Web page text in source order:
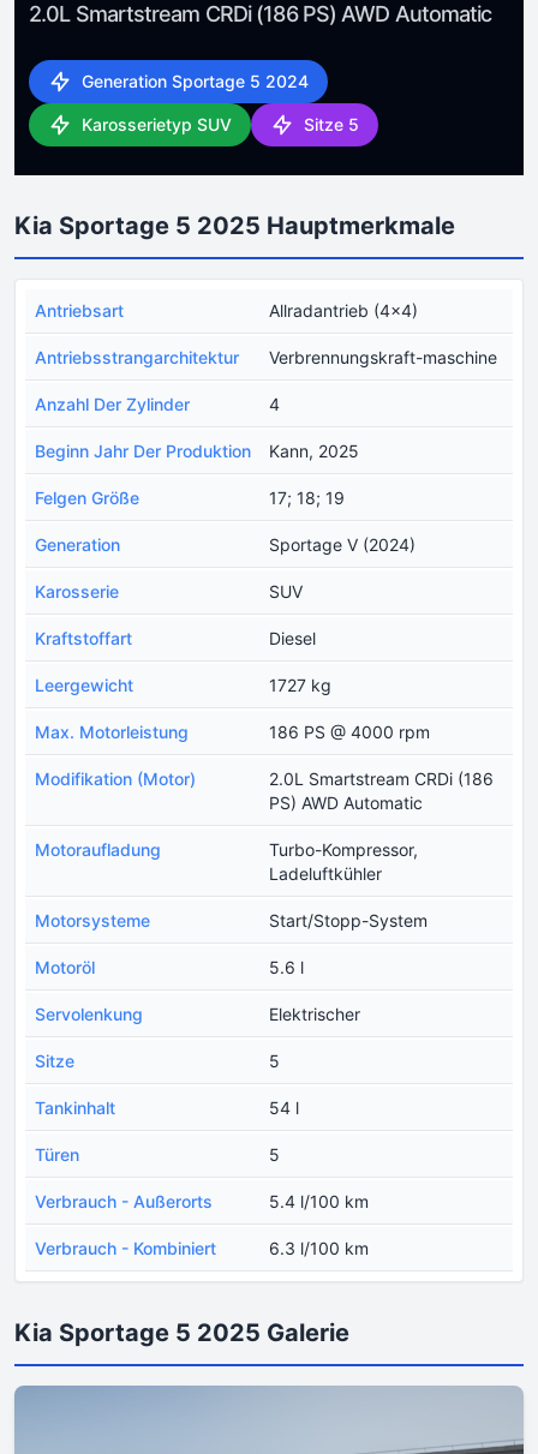
2.0L Smartstream CRDi (186 PS) AWD Automatic
Generation Sportage 5 2024
Karosserietyp SUV Sitze 5
Kia Sportage 5 2025 Hauptmerkmale
Antriebsart Allradantrieb (4x4)
Antriebsstrangarchitektur Verbrennungskraft-maschine
Anzahl Der Zylinder 4
Beginn Jahr Der Produktion Kann, 2025
Felgen Größe 17; 18; 19
Generation Sportage V (2024)
Karosserie SUV
Kraftstoffart Diesel
Leergewicht 1727 kg
Max. Motorleistung 186 PS @ 4000 rpm
Modifikation (Motor)
2.0L Smartstream CRDi (186
PS) AWD Automatic
Motoraufladung
Turbo-Kompressor,
Ladeluftkühler
Motorsysteme Start/Stopp-System
Motoröl 5.6 l
Servolenkung Elektrischer
Sitze 5
Tankinhalt 54 l
Türen 5
Verbrauch - Außerorts 5.4 l/100 km
Verbrauch - Kombiniert 6.3 l/100 km
Kia Sportage 5 2025 Galerie